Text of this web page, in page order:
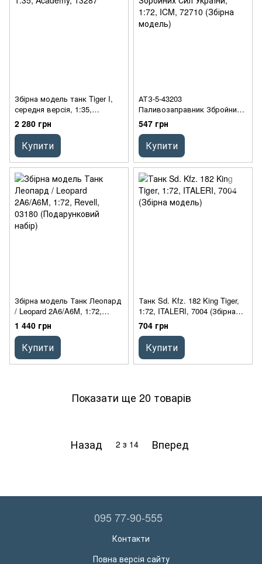
Збірна модель танк Tiger I,
середня версія, 1:35,
Academy, 13287
2 280 грн
Купити
АТЗ-5-43203
Паливозаправник Збройних
Сил України, 1:72, ICM, 72710
(Збірна модель)
547 грн
Купити
Збірна модель Танк Леопард
/ Leopard 2A6/A6M, 1:72,
Revell, 03180 (Подарунковий
набір)
1 440 грн
Купити
Танк Sd. Kfz. 182 King Tiger,
1:72, ITALERI, 7004 (Збірна
модель)
704 грн
Купити
Показати ще 20 товарів
Назад 2 з 14 Вперед
095 77-90-555
Контакти
Повна версія сайту